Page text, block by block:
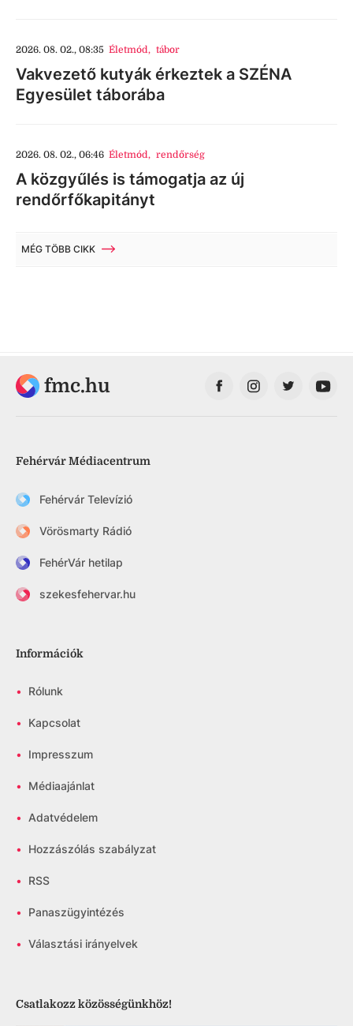
2026. 08. 02., 08:35 Életmód, tábor
Vakvezető kutyák érkeztek a SZÉNA
Egyesület táborába
2026. 08. 02., 06:46 Életmód, rendőrség
A közgyűlés is támogatja az új
rendőrfőkapitányt
MÉG TÖBB CIKK
fmc.hu
Fehérvár Médiacentrum
Fehérvár Televízió
Vörösmarty Rádió
FehérVár hetilap
szekesfehervar.hu
Információk
• Rólunk
• Kapcsolat
• Impresszum
• Médiaajánlat
• Adatvédelem
• Hozzászólás szabályzat
• RSS
• Panaszügyintézés
• Választási irányelvek
Csatlakozz közösségünkhöz!